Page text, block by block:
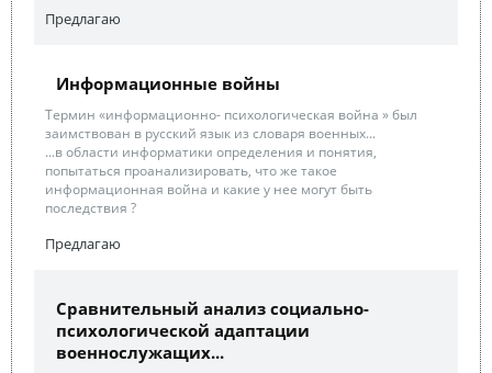
Предлагаю
Информационные войны
Термин «информационно- психологическая война » был
заимствован в русский язык из словаря военных...
...в области информатики определения и понятия,
попытаться проанализировать, что же такое
информационная война и какие у нее могут быть
последствия ?
Предлагаю
Сравнительный анализ социально-
психологической адаптации
военнослужащих...